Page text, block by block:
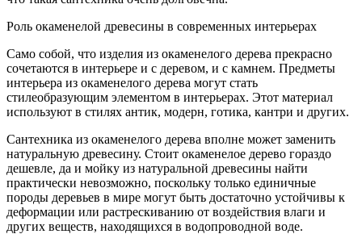
Роль окаменелой древесины в современных интерьерах
Само собой, что изделия из окаменелого дерева прекрасно
сочетаются в интерьере и с деревом, и с камнем. Предметы
интерьера из окаменелого дерева могут стать
стилеобразующим элементом в интерьерах. Этот материал
используют в стилях антик, модерн, готика, кантри и других.
Сантехника из окаменелого дерева вполне может заменить
натуральную древесину. Стоит окаменелое дерево гораздо
дешевле, да и мойку из натуральной древесины найти
практически невозможно, поскольку только единичные
породы деревьев в мире могут быть достаточно устойчивы к
деформации или растрескиванию от воздействия влаги и
других веществ, находящихся в водопроводной воде.